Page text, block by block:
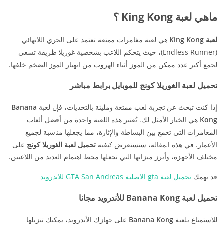
ماهي لعبة King Kong ؟
لعبة King Kong
هي لعبة مغامرات ممتعة تعتمد على الجري اللانهائي
(Endless Runner)، حيث يتحكم اللاعب بشخصية غوريلا ظريفة تسعى
لجمع أكبر عدد ممكن من الموز أثناء الهروب من انهيار الموز الضخم خلفها.
تحميل لعبة الغوريلا كونج للموبايل برابط مباشر
إذا كنت تبحث عن تجربة لعب ممتعة ومليئة بالتحديات، فإن لعبة Banana
Kong هي الخيار الأمثل لك. تُعتبر هذه اللعبة واحدة من أفضل ألعاب
المغامرات التي تجمع بين البساطة والإثارة، مما يجعلها مناسبة لجميع
الأعمار. في هذه المقالة، سنستعرض كيفية تحميل لعبة الغوريلا كونج على
مختلف الأجهزة، وأبرز ميزاتها التي تجعلها محط اهتمام العديد من اللاعبين.
قد يهمك تحميل لعبة gta الاصلية GTA San Andreas للاندرويد
تحميل لعبة Banana Kong للأندرويد مجانا
للاستمتاع بلعبة Banana Kong على جهازك الأندرويد، يمكنك تنزيلها